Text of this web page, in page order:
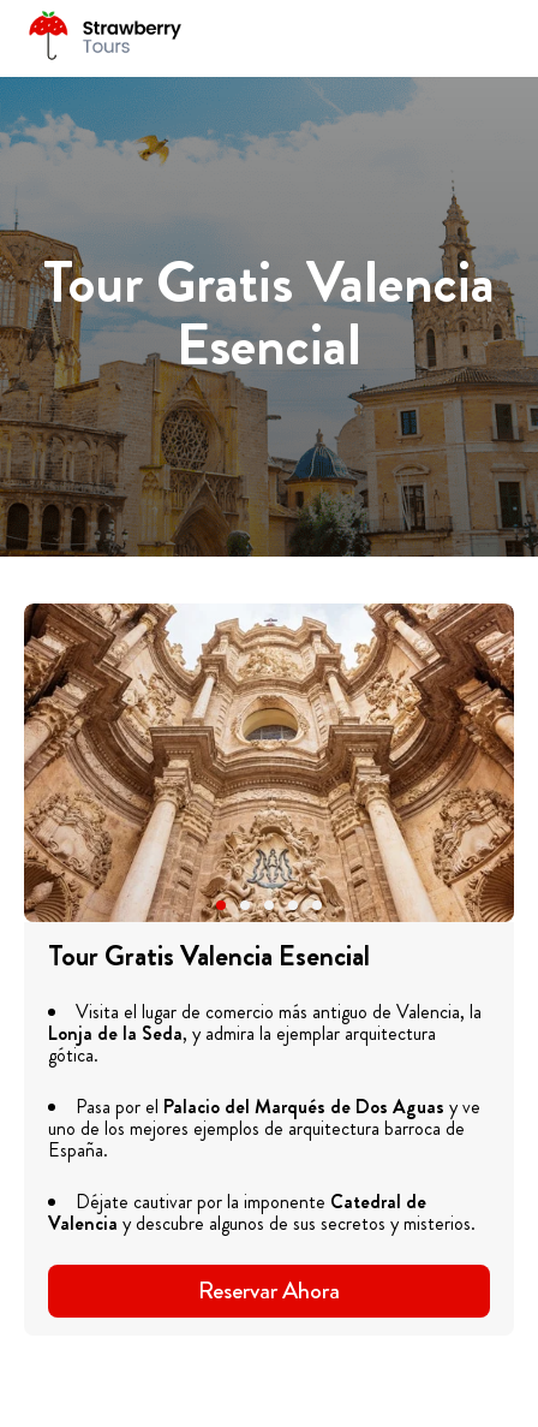
Tour Gratis Valencia
Esencial
Tour Gratis Valencia Esencial
Visita el lugar de comercio más antiguo de Valencia, la
Lonja de la Seda, y admira la ejemplar arquitectura
gótica.
Pasa por el Palacio del Marqués de Dos Aguas y ve
uno de los mejores ejemplos de arquitectura barroca de
España.
Déjate cautivar por la imponente Catedral de
Valencia y descubre algunos de sus secretos y misterios.
Reservar Ahora